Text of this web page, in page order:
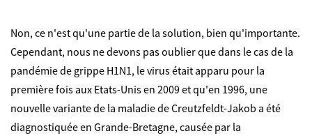
Non, ce n'est qu'une partie de la solution, bien qu'importante.
Cependant, nous ne devons pas oublier que dans le cas de la
pandémie de grippe H1N1, le virus était apparu pour la
première fois aux Etats-Unis en 2009 et qu'en 1996, une
nouvelle variante de la maladie de Creutzfeldt-Jakob a été
diagnostiquée en Grande-Bretagne, causée par la